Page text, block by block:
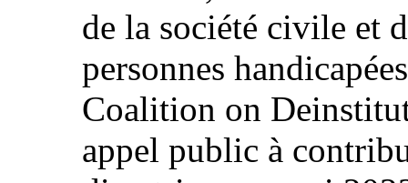
de la société civile et
personnes
Coalition on
appel public à